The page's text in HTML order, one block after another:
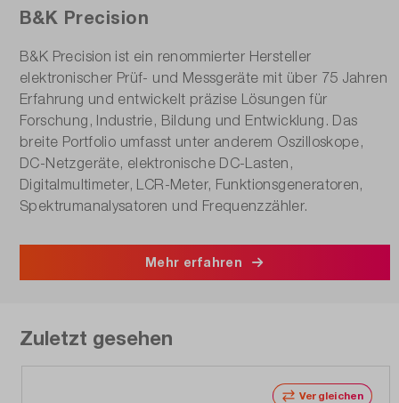
B&K Precision
B&K Precision ist ein renommierter Hersteller
elektronischer Prüf- und Messgeräte mit über 75 Jahren
Erfahrung und entwickelt präzise Lösungen für
Forschung, Industrie, Bildung und Entwicklung. Das
breite Portfolio umfasst unter anderem Oszilloskope,
DC-Netzgeräte, elektronische DC-Lasten,
Digitalmultimeter, LCR-Meter, Funktionsgeneratoren,
Spektrumanalysatoren und Frequenzzähler.
Mehr erfahren
Zuletzt gesehen
Vergleichen